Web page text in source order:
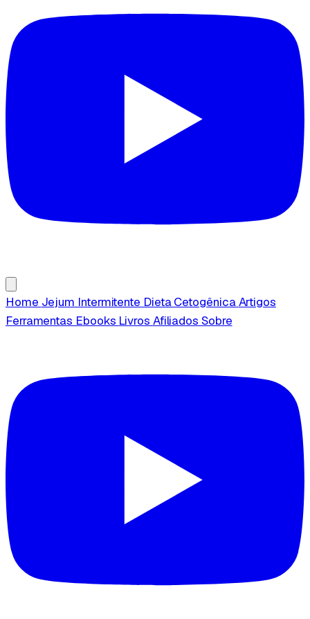
Home Jejum Intermitente Dieta CetogênicaArtigos
Ferramentas Ebooks Livros Afiliados Sobre